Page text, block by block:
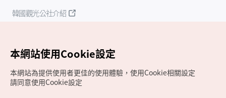
韓國觀光公社介紹
本網站使用Cookie設定
本網站為提供使用者更佳的使用體驗，使用Cookie相關設定
請同意使用Cookie設定